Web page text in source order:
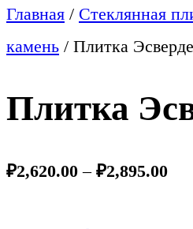
Главная / Стеклянная
камень / Плитка
Плитка
₽2,620.00 – ₽2,895.00